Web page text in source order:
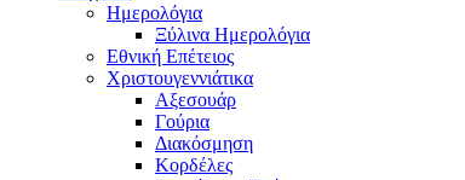
Ημερολόγια
Ξύλινα Ημερολόγια
Εθνική Επέτειος
Χριστουγεννιάτικα
Αξεσουάρ
Γούρια
Διακόσμηση
Κορδέλες